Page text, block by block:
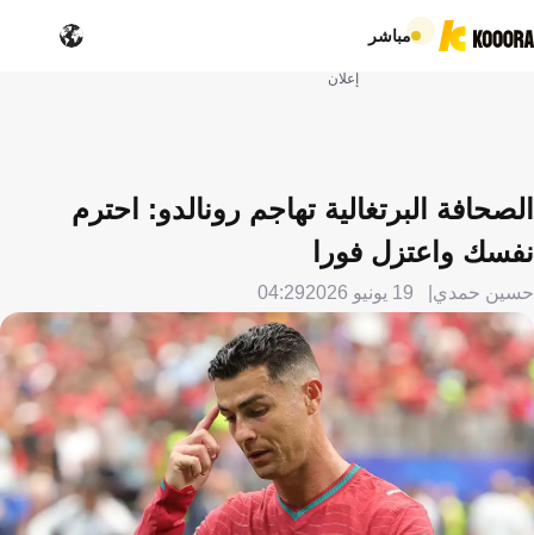
مباشر
إعلان
الصحافة البرتغالية تهاجم رونالدو: احترم
نفسك واعتزل فورا
حسين حمدي 19 يونيو 2026 04:29